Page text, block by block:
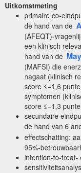
Uitkomstmeting
primaire co-
de hand van de
(AFEQT)-
een klinisch
hand van de
(MAFSI) die
nagaat (klinisch
score ≤−1,6
symptomen
score ≤−1,3
secundaire
de hand van 6
effectschatting:
95%-
intention-to-treat-